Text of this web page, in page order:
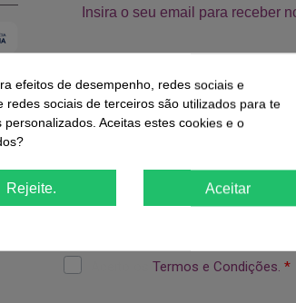
efeitos de desempenho, redes sociais e
sociais de terceiros são utilizados para te
Aceitas estes cookies e o
Rejeite. Aceitar